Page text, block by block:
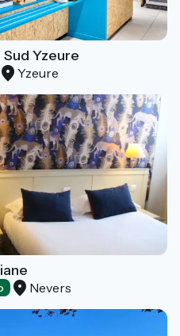
Sud Yzeure
Yzeure
Nevers